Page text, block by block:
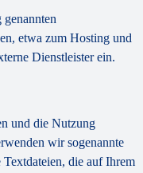
etwa zum Hosting und
Dienstleister ein.
und die Nutzung
wir sogenannte
die auf Ihrem